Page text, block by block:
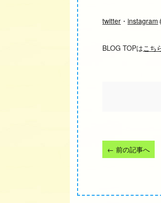
twitter ・ instagram
BLOG TOPはこち
← 前の記事へ